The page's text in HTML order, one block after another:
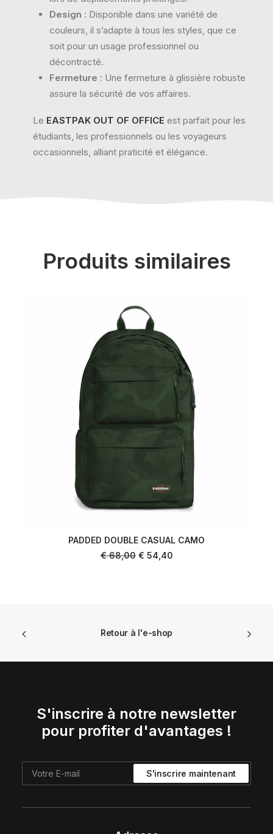
Design : Disponible dans une variété de
couleurs, il s’adapte à tous les styles, que ce
soit pour un usage professionnel ou
décontracté.
Fermeture : Une fermeture à glissière robuste
assure la sécurité de vos affaires.
Le EASTPAK OUT OF OFFICE est parfait pour les
étudiants, les professionnels ou les voyageurs
occasionnels, alliant praticité et élégance.
Produits similaires
PADDED DOUBLE CASUAL CAMO
€68,00 Le
€ 54,40Le
Retour à l'e-shop
S'inscrire à notre newsletter
pour profiter d'avantages !